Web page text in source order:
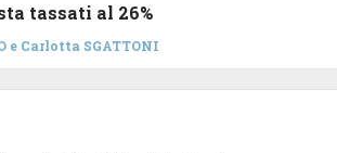
tassati al 26%
e Carlotta SGATTONI